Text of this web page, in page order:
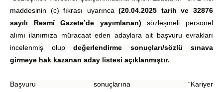
maddesinin (c) fıkrası uyarınca(20.04.2025 tarih ve 32876
sayılı Resmî Gazete’de yayımlanan) sözleşmeli personel
alımı ilanımıza müracaat eden adaylara ait başvuru evrakları
incelenmiş olup değerlendirme sonuçları/sözlü sınava
girmeye hak kazanan aday listesi açıklanmıştır.
Başvuru sonuçlarına “Kariyer